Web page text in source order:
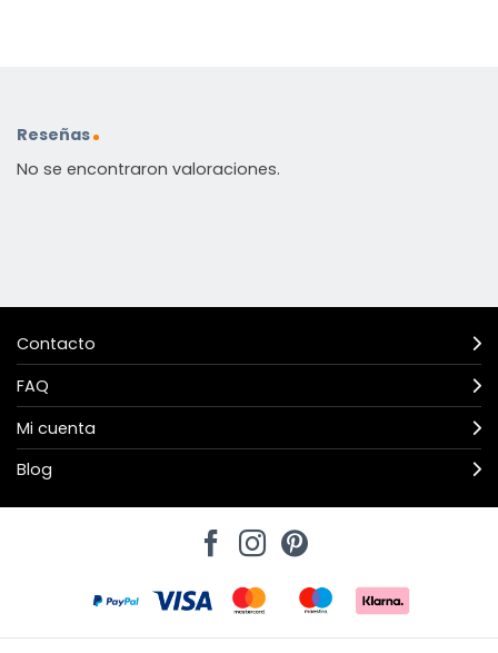
Reseñas
No se encontraron valoraciones.
Contacto
FAQ
Mi cuenta
Blog